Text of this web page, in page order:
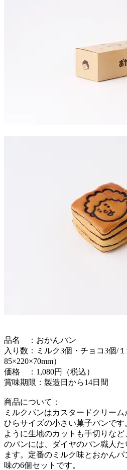
品名 ：おかんパン
入り数：ミルク3個・チョコ3個/
85×220×70mm）
価格 ：1,080円（税込）
賞味期限：製造日から14日間
商品について：
ミルクパンはカスタードクリー
ひらサイズの小さい菓子パンで
ように生地のカットも手切りな
のパンには、ダイヤのパン職人
ます。定番のミルク味とおかん
味の6個セットです。